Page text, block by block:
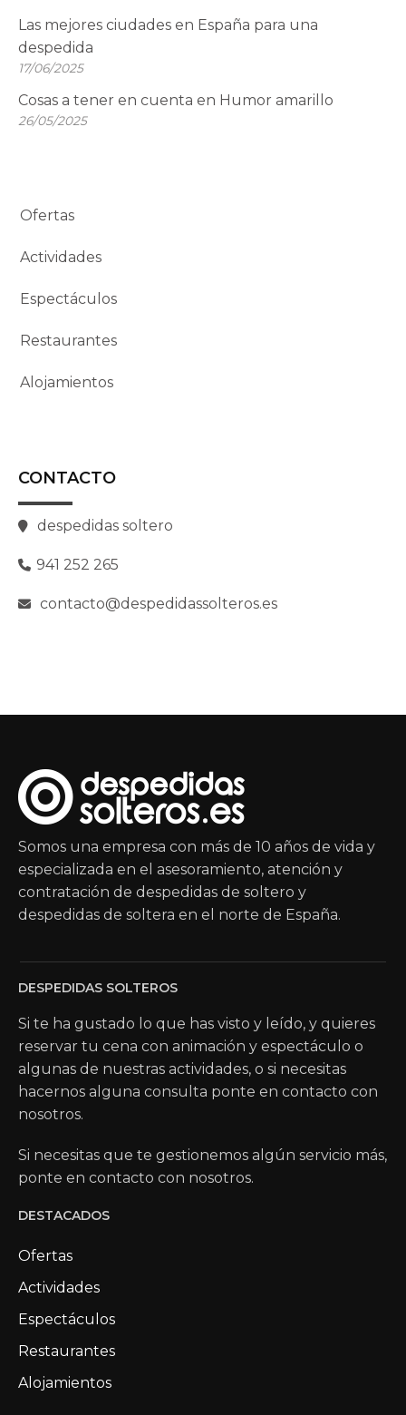
Las mejores ciudades en España para una
despedida
17/06/2025
Cosas a tener en cuenta en Humor amarillo
26/05/2025
Ofertas
Actividades
Espectáculos
Restaurantes
Alojamientos
CONTACTO
despedidas soltero
941 252 265
contacto@despedidassolteros.es
Somos una empresa con más de 10 años de vida y
especializada en el asesoramiento, atención y
contratación de despedidas de soltero y
despedidas de soltera en el norte de España.
DESPEDIDAS SOLTEROS
Si te ha gustado lo que has visto y leído, y quieres
reservar tu cena con animación y espectáculo o
algunas de nuestras actividades, o si necesitas
hacernos alguna consulta ponte en contacto con
nosotros.
Si necesitas que te gestionemos algún servicio más,
ponte en contacto con nosotros.
DESTACADOS
Ofertas
Actividades
Espectáculos
Restaurantes
Alojamientos